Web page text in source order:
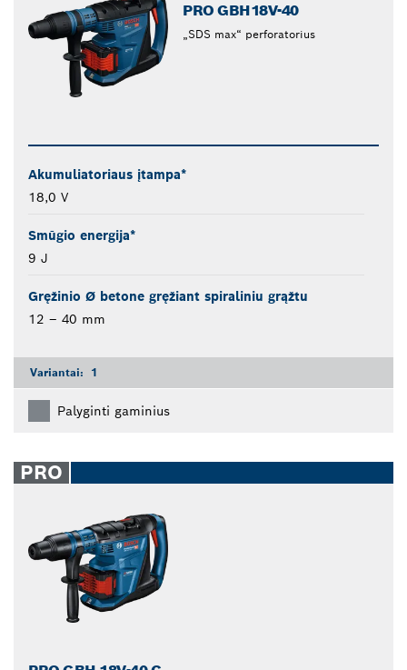
PRO GBH18V-40
„SDS max“ perforatorius
Akumuliatoriaus įtampa*
18,0 V
Smūgio energija*
9 J
Gręžinio Ø betone gręžiant spiraliniu grąžtu
12 – 40 mm
Variantai: 1
Palyginti gaminius
PRO